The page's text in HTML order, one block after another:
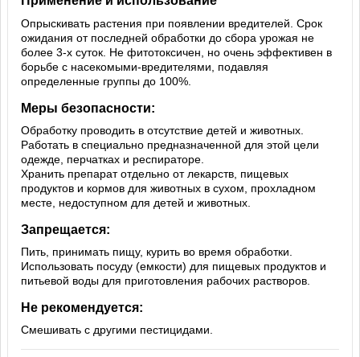
Опрыскивать растения при появлении вредителей. Срок
ожидания от последней обработки до сбора урожая не
более 3-х суток. Не фитотоксичен, но очень эффективен в
борьбе с насекомыми-вредителями, подавляя
определенные группы до 100%.
Меры безопасности:
Обработку проводить в отсутствие детей и животных.
Работать в специально предназначенной для этой цели
одежде, перчатках и респираторе.
Хранить препарат отдельно от лекарств, пищевых
продуктов и кормов для животных в сухом, прохладном
месте, недоступном для детей и животных.
Запрещается:
Пить, принимать пищу, курить во время обработки.
Использовать посуду (емкости) для пищевых продуктов и
питьевой воды для приготовления рабочих растворов.
Не рекомендуется:
Смешивать с другими пестицидами.